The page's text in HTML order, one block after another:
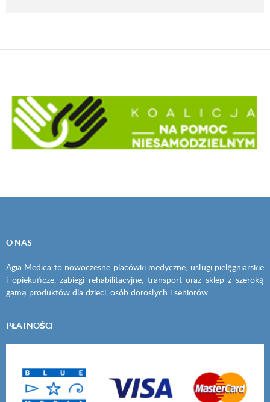
O NAS
Agia Medica to nowoczesne placówki medyczne, usługi pielęgniarskie
i opiekuńcze, zabiegi rehabilitacyjne, transport oraz sklep z szeroką
gamą produktów dla dzieci, osób dorosłych i seniorów.
PŁATNOŚCI